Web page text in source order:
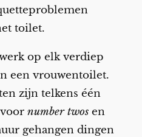
toilet.
op elk verdiep
een vrouwentoilet.
zijn telkens één
number twosen
gehangen dingen